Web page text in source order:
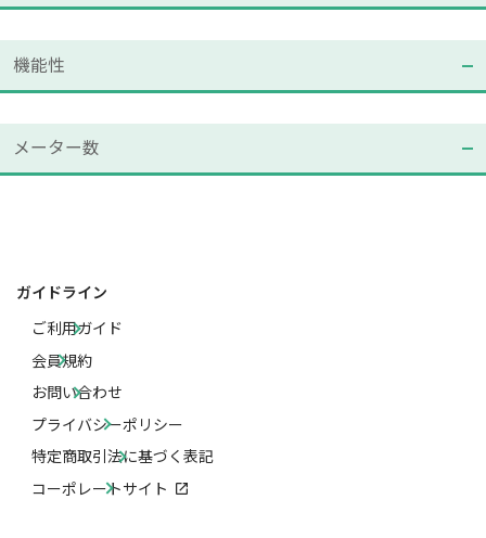
機能性
メーター数
ガイドライン
ご利用ガイド
会員規約
お問い合わせ
プライバシーポリシー
特定商取引法に基づく表記
コーポレートサイト